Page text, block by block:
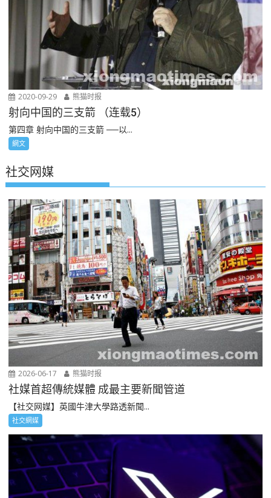
2020-09-29 熊猫时报
射向中国的三支箭 （连载5）
第四章 射向中国的三支箭 ──以...
網文
社交网媒
2026-06-17 熊猫时报
社媒首超傳統媒體 成最主要新聞管道
【社交网媒】英國牛津大學路透新聞...
社交網媒